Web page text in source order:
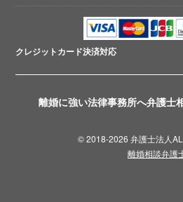
離婚に強い法律事務所へ弁護士
クレジットカード決済対応
© 2018-2026 弁護士法人
離婚相談弁護